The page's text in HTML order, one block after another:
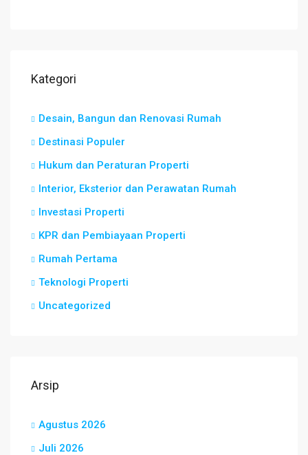
Kategori
Desain, Bangun dan Renovasi Rumah
Destinasi Populer
Hukum dan Peraturan Properti
Interior, Eksterior dan Perawatan Rumah
Investasi Properti
KPR dan Pembiayaan Properti
Rumah Pertama
Teknologi Properti
Uncategorized
Arsip
Agustus 2026
Juli 2026